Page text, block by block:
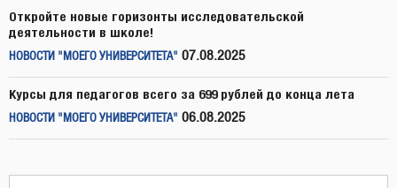
Откройте новые горизонты исследовательской
деятельности в школе!
НОВОСТИ "МОЕГО УНИВЕРСИТЕТА" 07.08.2025
Курсы для педагогов всего за 699 рублей до конца лета
НОВОСТИ "МОЕГО УНИВЕРСИТЕТА" 06.08.2025